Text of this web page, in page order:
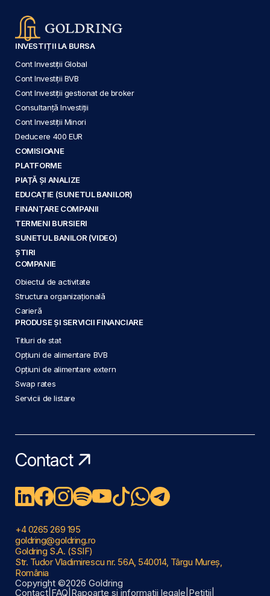
INVESTIȚII LA BURSA
Cont Investiții Global
Cont Investiții BVB
Cont Investiții gestionat de broker
Consultanță Investiții
Cont Investiții Minori
Deducere 400 EUR
COMISIOANE
PLATFORME
PIAȚĂ ȘI ANALIZE
EDUCAȚIE (SUNETUL BANILOR)
FINANȚARE COMPANII
TERMENI BURSIERI
SUNETUL BANILOR (VIDEO)
ȘTIRI
COMPANIE
Obiectul de activitate
Structura organizațională
Carieră
PRODUSE ȘI SERVICII FINANCIARE
Titluri de stat
Opțiuni de alimentare BVB
Opțiuni de alimentare extern
Swap rates
Servicii de listare
Contact
+4 0265 269 195
goldring@goldring.ro
Goldring S.A. (SSIF)
Str. Tudor Vladimirescu nr. 56A, 540014, Târgu Mureș,
România
Copyright ©2026 Goldring
Contact FAQ Rapoarte și informații legale Petiții